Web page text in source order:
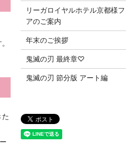
た
リーガロイヤルホテル京都様フ
アのご案内
年末のご挨拶
鬼滅の刃 最終章♡
鬼滅の刃 節分版 アート編